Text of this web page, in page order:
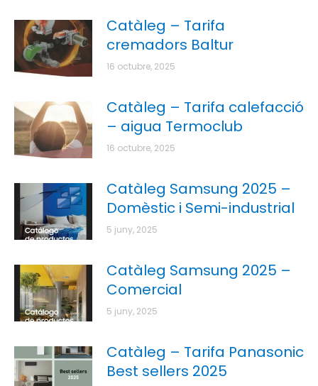
Catàleg – Tarifa
cremadors Baltur
16 octubre, 2025
Catàleg – Tarifa calefacció
– aigua Termoclub
16 octubre, 2025
Catàleg Samsung 2025 –
Domèstic i Semi-industrial
5 juny, 2025
Catàleg Samsung 2025 –
Comercial
5 juny, 2025
Catàleg – Tarifa Panasonic
Best sellers 2025